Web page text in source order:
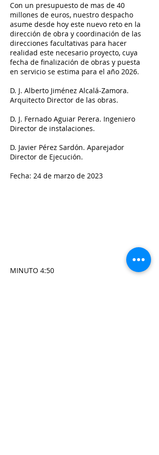
Con un presupuesto de mas de 40
millones de euros, nuestro despacho
asume desde hoy este nuevo reto en la
dirección de obra y coordinación de las
direcciones facultativas para hacer
realidad este necesario proyecto, cuya
fecha de finalización de obras y puesta
en servicio se estima para el año 2026.
D. J. Alberto Jiménez Alcalá-Zamora.
Arquitecto Director de las obras.
D. J. Fernado Aguiar Perera. Ingeniero
Director de instalaciones.
D. Javier Pérez Sardón. Aparejador
Director de Ejecución.
Fecha: 24 de marzo de 2023
MINUTO 4:50